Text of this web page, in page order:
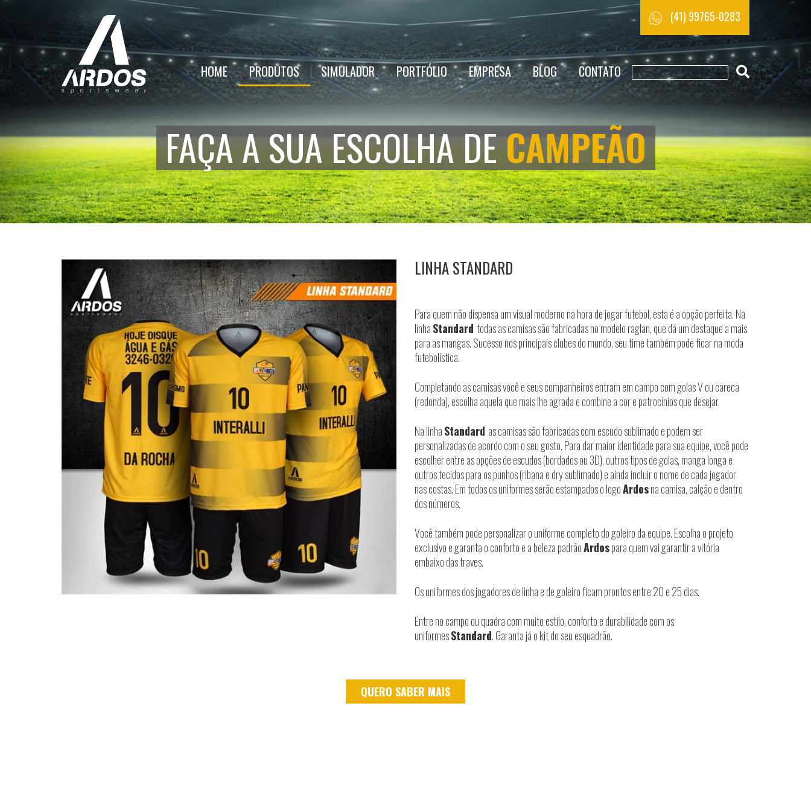
(41) 99765-0283
HOME PRODUTOS SIMULADOR PORTFÓLIO EMPRESA BLOG CONTATO
FAÇA A SUA ESCOLHA DECAMPEÃO
LINHA STANDARD
Para quem não dispensa um visual moderno na hora de jogar futebol, esta é a opção perfeita. Na
linhaStandard todas as camisas são fabricadas no modelo raglan, que dá um destaque a mais
para as mangas. Sucesso nos principais clubes do mundo, seu time também pode ficar na moda
futebolística.
Completando as camisas você e seus companheiros entram em campo com golas V ou careca
(redonda), escolha aquela que mais lhe agrada e combine a cor e patrocínios que desejar.
Na linhaStandard as camisas são fabricadas com escudo sublimado e podem ser
personalizadas de acordo com o seu gosto. Para dar maior identidade para sua equipe, você pode
escolher entre as opções de escudos (bordados ou 3D), outros tipos de golas, manga longa e
outros tecidos para os punhos (ribana e dry sublimado) e ainda incluir o nome de cada jogador
nas costas. Em todos os uniformes serão estampados o logoArdosna camisa, calção e dentro
dos números.
Você também pode personalizar o uniforme completo do goleiro da equipe. Escolha o projeto
exclusivo e garanta o conforto e a beleza padrãoArdospara quem vai garantir a vitória
embaixo das traves.
Os uniformes dos jogadores de linha e de goleiro ficam prontos entre 20 e 25 dias.
Entre no campo ou quadra com muito estilo, conforto e durabilidade com os
uniformesStandard. Garanta já o kit do seu esquadrão.
QUERO SABER MAIS